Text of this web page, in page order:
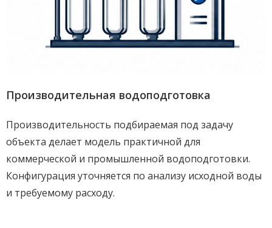
Производительная водоподготовка
Производительность подбираемая под задачу
объекта делает модель практичной для
коммерческой и промышленной водоподготовки.
Конфигурация уточняется по анализу исходной воды
и требуемому расходу.